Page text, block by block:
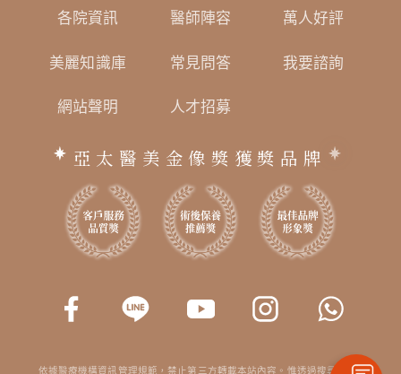
各院資訊 醫師陣容 萬人好評
美麗知識庫 常見問答 我要諮詢
網站聲明 人才招募
亞太醫美金像獎獲獎品牌
依據醫療機構資訊管理規範，禁止第三方轉載本站內容。惟透過搜尋